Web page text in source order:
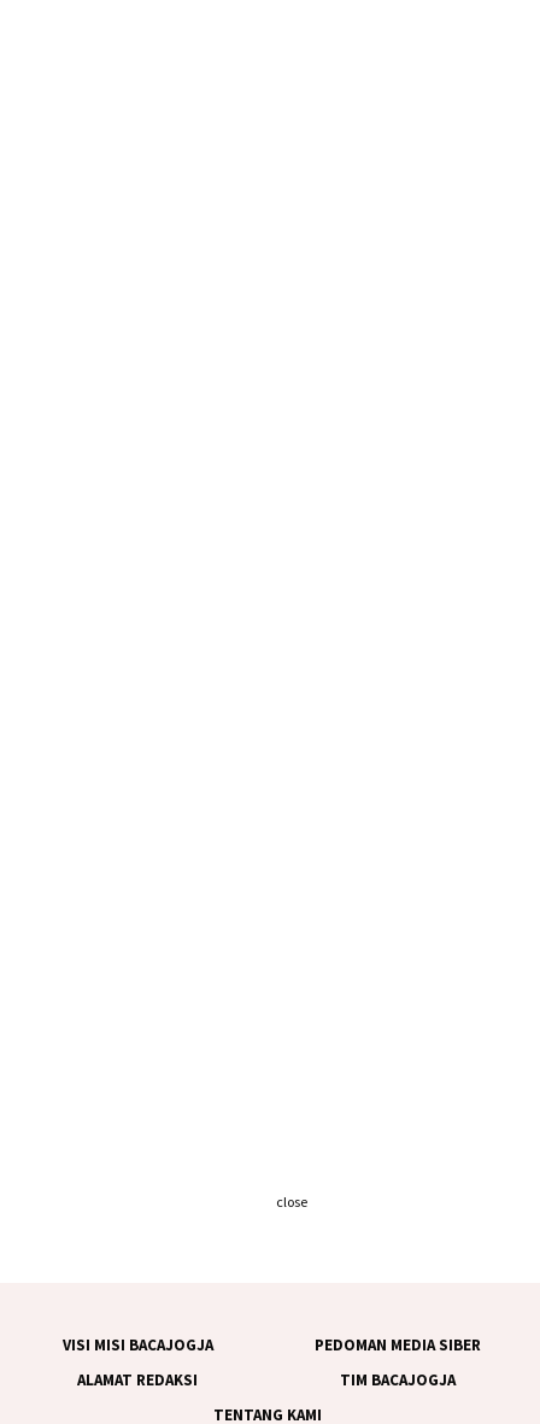
VISI MISI BACAJOGJA
PEDOMAN MEDIA SIBER
ALAMAT REDAKSI
TIM BACAJOGJA
TENTANG KAMI
close